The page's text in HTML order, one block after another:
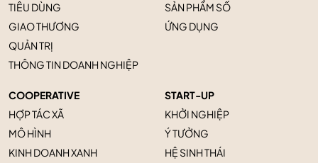
TIÊU DÙNG
GIAO THƯƠNG
QUẢN TRỊ
THÔNG TIN DOANH NGHIỆP
SẢN PHẨM SỐ
ỨNG DỤNG
COOPERATIVE
HỢP TÁC XÃ
MÔ HÌNH
KINH DOANH XANH
START-UP
KHỞI NGHIỆP
Ý TƯỞNG
HỆ SINH THÁI